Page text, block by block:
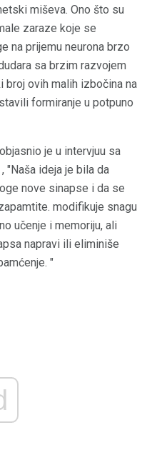
miševa. Ono što su
zaraze koje se
na prijemu neurona brzo
sa brzim razvojem
ovih malih izbočina na
formiranje u potpuno
je u intervjuu sa
, "Naša ideja je bila da
nove sinapse i da se
modifikuje snagu
učenje i memoriju, ali
napravi ili eliminiše
"